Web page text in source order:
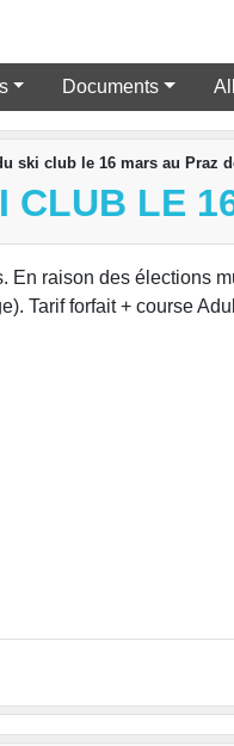
Documents
ski club le 16 mars au Praz
CLUB LE
En raison des élections
Tarif forfait + course